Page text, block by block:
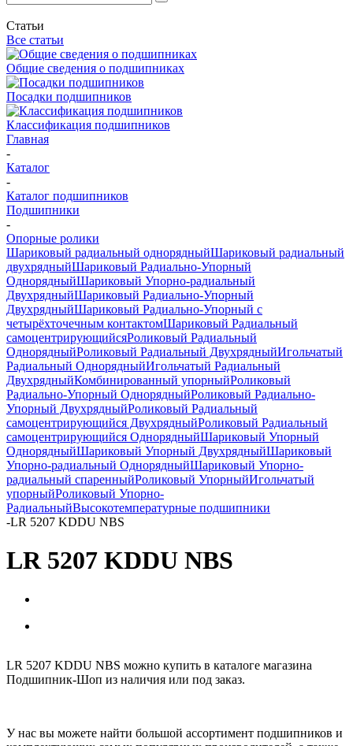
Статьи
Все статьи
Общие сведения о подшипниках
Посадки подшипников
Классификация подшипников
Главная
-
Каталог
-
Каталог подшипников
Подшипники
-
Опорные ролики
Шариковый радиальный однорядныйШариковый радиальный
двухрядныйШариковый Радиально-Упорный
ОднорядныйШариковый Упорно-радиальный
ДвухрядныйШариковый Радиально-Упорный
ДвухрядныйШариковый Радиально-Упорный с
четырёхточечным контактомШариковый Радиальный
самоцентрирующийсяРоликовый Радиальный
ОднорядныйРоликовый Радиальный ДвухрядныйИгольчатый
Радиальный ОднорядныйИгольчатый Радиальный
ДвухрядныйКомбинированный упорныйРоликовый
Радиально-Упорный ОднорядныйРоликовый Радиально-
Упорный ДвухрядныйРоликовый Радиальный
самоцентрирующийся ДвухрядныйРоликовый Радиальный
самоцентрирующийся ОднорядныйШариковый Упорный
ОднорядныйШариковый Упорный ДвухрядныйШариковый
Упорно-радиальный ОднорядныйШариковый Упорно-
радиальный спаренныйРоликовый УпорныйИгольчатый
упорныйРоликовый Упорно-
РадиальныйВысокотемпературные подшипники
-LR 5207 KDDU NBS
LR 5207 KDDU NBS
LR 5207 KDDU NBS можно купить в каталоге магазина
Подшипник-Шоп из наличия или под заказ.
У нас вы можете найти большой ассортимент подшипников и